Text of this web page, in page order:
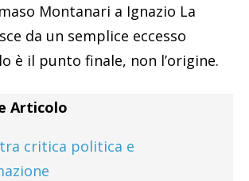
Montanari a Ignazio La
da un semplice eccesso
è il punto finale, non l’origine.
Articolo
critica politica e